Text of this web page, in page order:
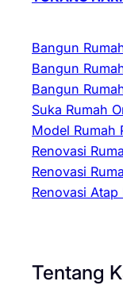
Bangun
Bangun
Bangun
Suka Rumah
Model Rumah
Renovasi
Renovasi
Renovasi Atap
Tentang